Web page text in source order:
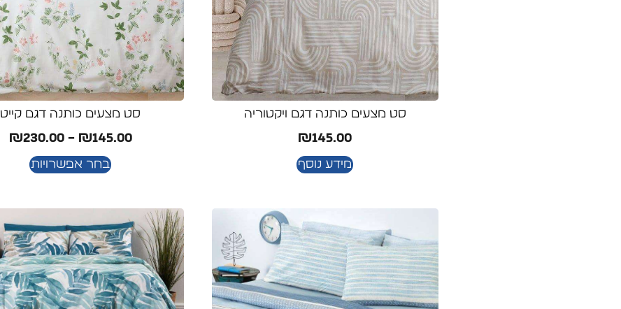
סט מצעים כותנה דגם ויקטוריה
₪145.00
מידע נוסף
סט מצעים כותנה דגם קייט
₪145.00
–
₪230.00
בחר אפשרויות